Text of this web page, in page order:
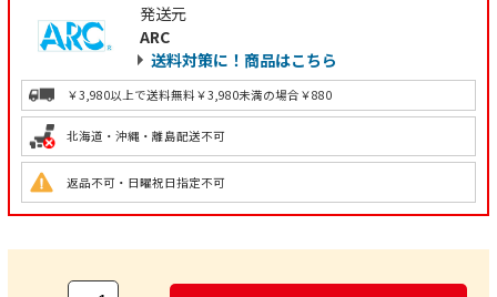
発送元
ARC
送料対策に！商品はこちら
￥3,980以上で送料無料 ￥3,980未満の場合￥880
北海道・沖縄・離島配送不可
返品不可・日曜祝日指定不可